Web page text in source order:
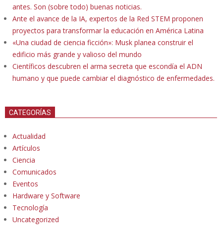
antes. Son (sobre todo) buenas noticias.
Ante el avance de la IA, expertos de la Red STEM proponen
proyectos para transformar la educación en América Latina
«Una ciudad de ciencia ficción»: Musk planea construir el
edificio más grande y valioso del mundo
Científicos descubren el arma secreta que escondía el ADN
humano y que puede cambiar el diagnóstico de enfermedades.
CATEGORÍAS
Actualidad
Artículos
Ciencia
Comunicados
Eventos
Hardware y Software
Tecnología
Uncategorized